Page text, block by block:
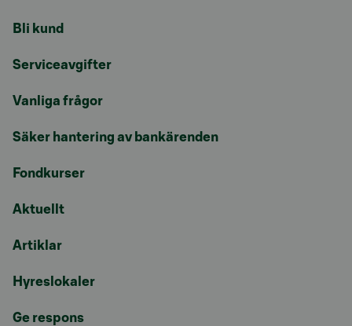
Bli kund
Serviceavgifter
Vanliga frågor
Säker hantering av bankärenden
Fondkurser
Aktuellt
Artiklar
Hyreslokaler
Ge respons